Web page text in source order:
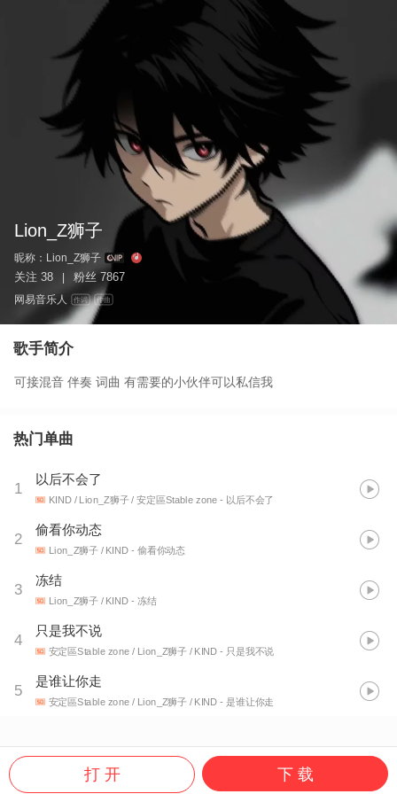
Lion_Z狮子
昵称： Lion_Z狮子
关注 38 粉丝 7867
网易音乐人 作词 作曲
歌手简介
可接混音 伴奏 词曲 有需要的小伙伴可以私信我
热门单曲
1
以后不会了
KIND / Lion_Z狮子 / 安定區Stable zone - 以后不会了
2
偷看你动态
Lion_Z狮子 / KIND - 偷看你动态
3
冻结
Lion_Z狮子 / KIND - 冻结
4
只是我不说
安定區Stable zone / Lion_Z狮子 / KIND - 只是我不说
5
是谁让你走
安定區Stable zone / Lion_Z狮子 / KIND - 是谁让你走
打 开 下 载